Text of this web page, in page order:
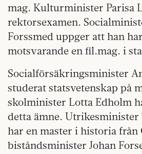
mag. Kulturminister Parisa
rektorsexamen.
Forssmed uppger att han
motsvarande en fil.mag. i
Socialförsäkringsminister
studerat statsvetenskap på
skolminister Lotta Edholm
detta ämne. Utrikesminister
har en master i historia från
biståndsminister Johan